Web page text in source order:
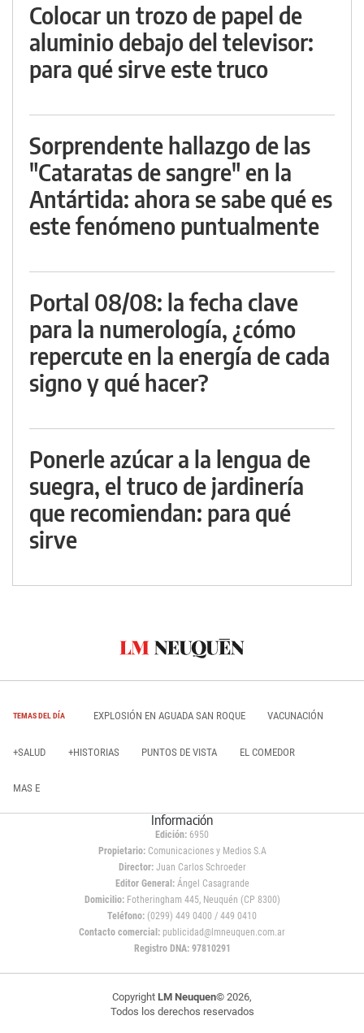
Colocar un trozo de papel de
aluminio debajo del televisor:
para qué sirve este truco
Sorprendente hallazgo de las
"Cataratas de sangre" en la
Antártida: ahora se sabe qué es
este fenómeno puntualmente
Portal 08/08: la fecha clave
para la numerología, ¿cómo
repercute en la energía de cada
signo y qué hacer?
Ponerle azúcar a la lengua de
suegra, el truco de jardinería
que recomiendan: para qué
sirve
TEMAS DEL DÍA EXPLOSIÓN EN AGUADA SAN ROQUE VACUNACIÓN
+SALUD +HISTORIAS PUNTOS DE VISTA EL COMEDOR
MAS E
Información
Edición: 6950
Propietario:Comunicaciones y Medios S.A
Director: Juan Carlos Schroeder
Editor General:Ángel Casagrande
Domicilio:Fotheringham 445, Neuquén (CP 8300)
Teléfono: (0299) 449 0400 / 449 0410
Contacto comercial: publicidad@lmneuquen.com.ar
Registro DNA: 97810291
Copyright LM Neuquen© 2026,
Todos los derechos reservados